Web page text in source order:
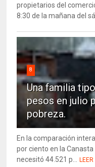
propietarios del
8:30 de la mañana del
8
Una familia
pesos en julio
pobreza.
En la comparación
por ciento en la
necesitó 44.521 p...